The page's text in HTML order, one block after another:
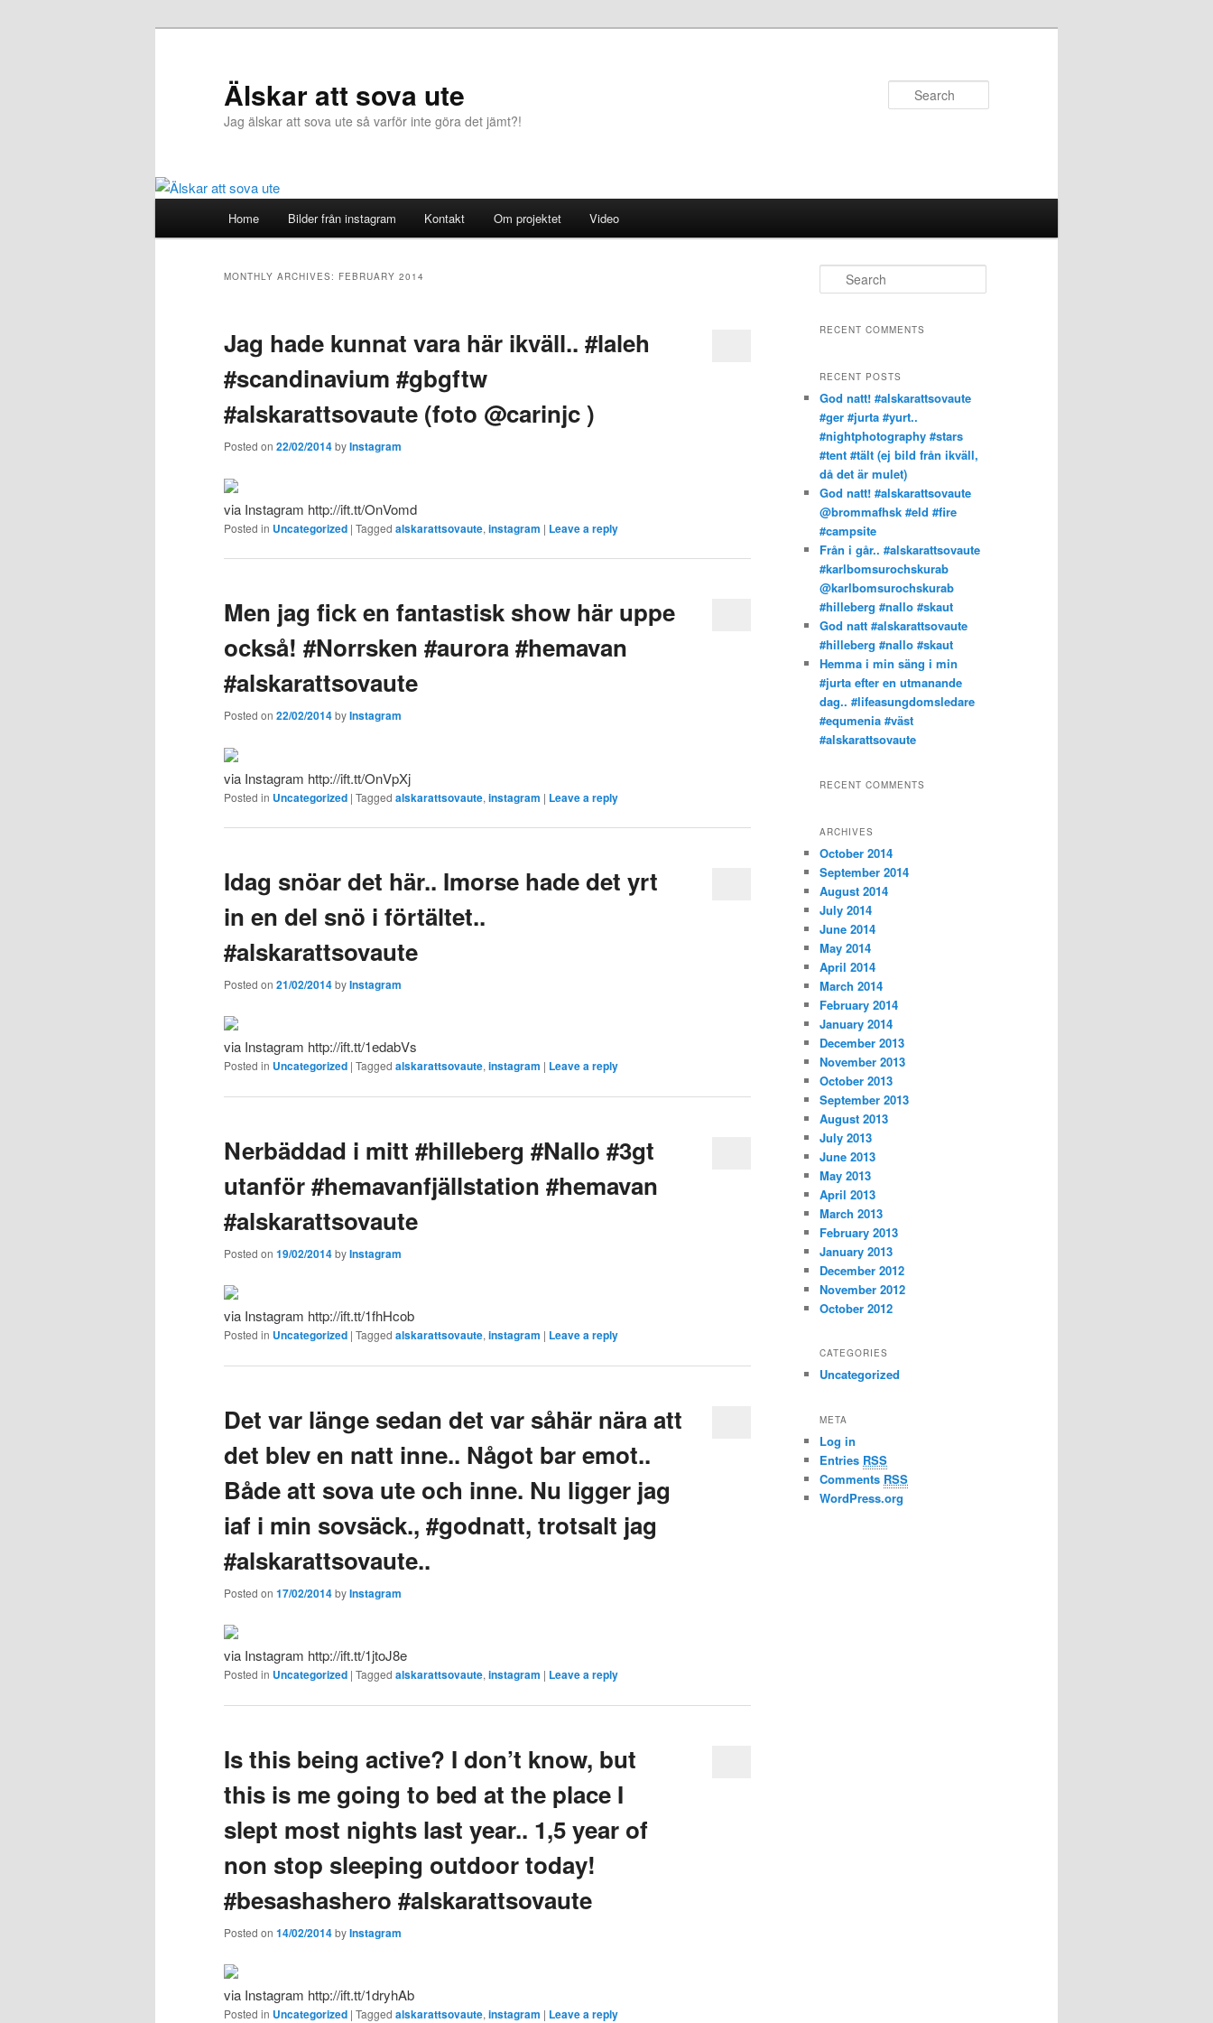
Älskar att sova ute
Jag älskar att sova ute så varför inte göra det jämt?!
Skip
content
Skip
content
Home Bilder från instagram Kontakt Om projektet Video
MONTHLY ARCHIVES: FEBRUARY 2014
Jag hade kunnat vara här ikväll.. #laleh
#scandinavium #gbgftw
#alskarattsovaute (foto @carinjc )
Posted on 22/02/2014byInstagram
via Instagram http://ift.tt/OnVomd
Posted in Uncategorized | Tagged alskarattsovaute, instagram | Leave a reply
Men jag fick en fantastisk show här uppe
också! #Norrsken #aurora #hemavan
#alskarattsovaute
Posted on 22/02/2014byInstagram
via Instagram http://ift.tt/OnVpXj
Posted in Uncategorized | Tagged alskarattsovaute, instagram | Leave a reply
Idag snöar det här.. Imorse hade det yrt
in en del snö i förtältet..
#alskarattsovaute
Posted on 21/02/2014byInstagram
via Instagram http://ift.tt/1edabVs
Posted in Uncategorized | Tagged alskarattsovaute,instagram | Leave a reply
Nerbäddad i mitt #hilleberg #Nallo #3gt
utanför #hemavanfjällstation #hemavan
#alskarattsovaute
Posted on 19/02/2014byInstagram
via Instagram http://ift.tt/1fhHcob
Posted in Uncategorized | Tagged alskarattsovaute, instagram | Leave a reply
Det var länge sedan det var såhär nära att
det blev en natt inne.. Något bar emot..
Både att sova ute och inne. Nu ligger jag
iaf i min sovsäck., #godnatt, trotsalt jag
#alskarattsovaute..
Posted on 17/02/2014byInstagram
via Instagram http://ift.tt/1jtoJ8e
Posted in Uncategorized | Tagged alskarattsovaute, instagram | Leave a reply
Is this being active? I don’t know, but
this is me going to bed at the place I
slept most nights last year.. 1,5 year of
non stop sleeping outdoor today!
#besashashero #alskarattsovaute
Posted on 14/02/2014byInstagram
via Instagram http://ift.tt/1dryhAb
Posted in Uncategorized | Tagged alskarattsovaute, instagram | Leave a reply
e
rRECENT COMMENTS
RECENT POSTS
God natt! #alskarattsovaute
#ger #jurta #yurt..
#nightphotography #stars
#tent #tält (ej bild från ikväll,
då det är mulet)
God natt! #alskarattsovaute
@brommafhsk #eld #fire
#campsite
Från i går.. #alskarattsovaute
#karlbomsurochskurab
@karlbomsurochskurab
#hilleberg #nallo #skaut
God natt #alskarattsovaute
#hilleberg #nallo #skaut
Hemma i min säng i min
#jurta efter en utmanande
dag.. #lifeasungdomsledare
#equmenia #väst
#alskarattsovaute
RECENT COMMENTS
ARCHIVES
October 2014
September 2014
August 2014
July 2014
June 2014
May 2014
April 2014
March 2014
February 2014
January 2014
December 2013
November 2013
October 2013
September 2013
August 2013
July 2013
June 2013
May 2013
April 2013
March 2013
February 2013
January 2013
December 2012
November 2012
October 2012
CATEGORIES
Uncategorized
META
Log in
Entries RSS
Comments RSS
WordPress.org